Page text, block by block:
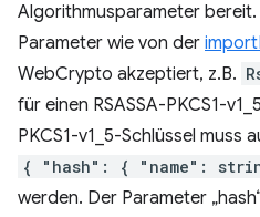
Algorithmusparameter bereit.
Parameter wie von der
WebCrypto akzeptiert, z.B.
für einen RSASSA-PKCS1-
PKCS1-v1_5-Schlüssel muss
{ "hash": { "name":
werden. Der Parameter